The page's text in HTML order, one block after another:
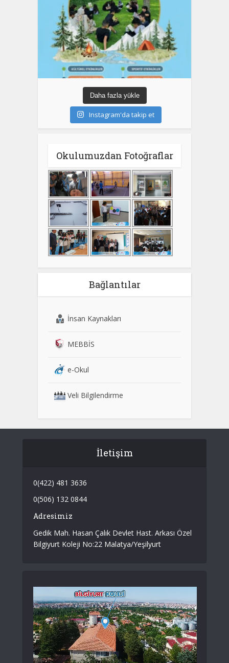
Daha fazla yükle
Instagram'da takip et
Okulumuzdan Fotoğraflar
Bağlantılar
İnsan Kaynakları
MEBBİS
e-Okul
Veli Bilgilendirme
İletişim
0(422) 481 3636
0(506) 132 0844
Adresimiz
Gedik Mah. Hasan Çalık Devlet Hast. Arkası Özel
Bilgiyurt Koleji No:22 Malatya/Yeşilyurt